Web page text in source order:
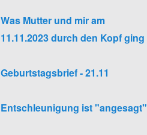
Was Mutter und mir am
11.11.2023 durch den Kopf ging
Geburtstagsbrief - 21.11
Entschleunigung ist "angesagt"